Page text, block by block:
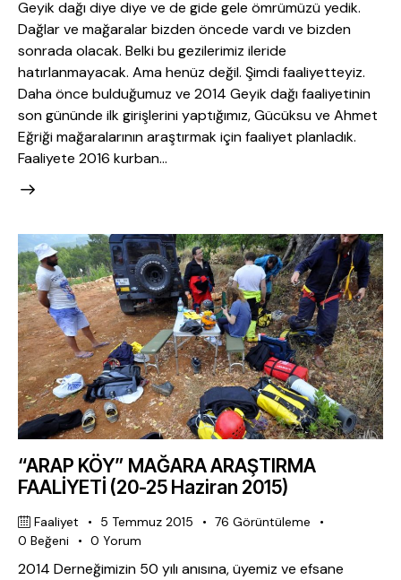
Geyik dağı diye diye ve de gide gele ömrümüzü yedik.
Dağlar ve mağaralar bizden öncede vardı ve bizden
sonrada olacak. Belki bu gezilerimiz ileride
hatırlanmayacak. Ama henüz değil. Şimdi faaliyetteyiz.
Daha önce bulduğumuz ve 2014 Geyik dağı faaliyetinin
son gününde ilk girişlerini yaptığımız, Gücüksu ve Ahmet
Eğriği mağaralarının araştırmak için faaliyet planladık.
Faaliyete 2016 kurban…
“ARAP KÖY” MAĞARA ARAŞTIRMA
FAALİYETİ (20-25 Haziran 2015)
Faaliyet 5 Temmuz 2015 76 Görüntüleme
0 Beğeni 0 Yorum
2014 Derneğimizin 50 yılı anısına, üyemiz ve efsane